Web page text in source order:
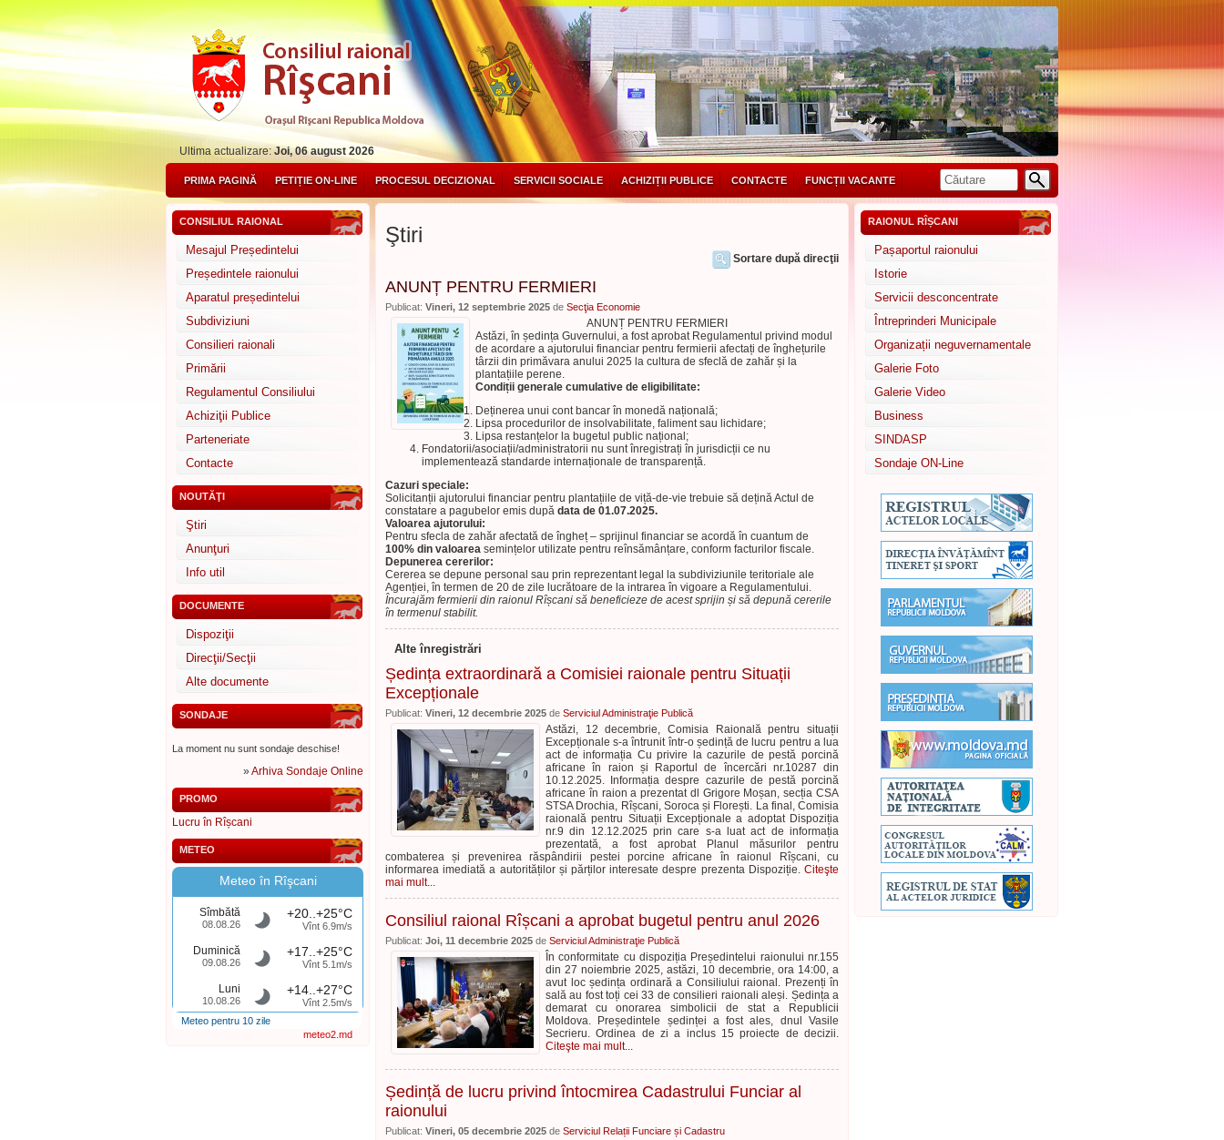
Ultima actualizare:Joi, 06 august 2026
PRIMA PAGINĂ PETIȚIE ON-LINE PROCESUL DECIZIONAL SERVICII SOCIALE ACHIZIȚII PUBLICE CONTACTE FUNCȚII VACANTE
CONSILIUL RAIONAL
Mesajul Președintelui
Președintele raionului
Aparatul președintelui
Subdiviziuni
Consilieri raionali
Primării
Regulamentul Consiliului
Achiziţii Publice
Parteneriate
Contacte
NOUTĂŢI
Ştiri
Anunţuri
Info util
DOCUMENTE
Dispoziţii
Direcţii/Secţii
Alte documente
SONDAJE
La moment nu sunt sondaje deschise!
»Arhiva Sondaje Online
PROMO
Lucru în Rîșcani
METEO
Meteo în Rîşcani
Sîmbătă
08.08.26
+20..+25°C
Vînt 6.9m/s
Duminică
09.08.26
+17..+25°C
Vînt 5.1m/s
Luni
10.08.26
+14..+27°C
Vînt 2.5m/s
Meteo pentru 10 zile
meteo2.md
Ştiri
Sortare după direcţii
ANUNȚ PENTRU FERMIERI
Publicat: Vineri, 12 septembrie 2025 de Secţia Economie
ANUNȚ PENTRU FERMIERI
Astăzi, în ședința Guvernului, a fost aprobat Regulamentul privind modul
de acordare a ajutorului financiar pentru fermierii afectați de înghețurile
târzii din primăvara anului 2025 la cultura de sfeclă de zahăr și la
plantațiile perene.
Condiții generale cumulative de eligibilitate:
Deținerea unui cont bancar în monedă națională;
Lipsa procedurilor de insolvabilitate, faliment sau lichidare;
Lipsa restanțelor la bugetul public național;
Fondatorii/asociații/administratorii nu sunt înregistrați în jurisdicții ce nu
implementează standarde internaționale de transparență.
Cazuri speciale:
Solicitanții ajutorului financiar pentru plantațiile de viță-de-vie trebuie să dețină Actul de
constatare a pagubelor emis după data de 01.07.2025.
Valoarea ajutorului:
Pentru sfecla de zahăr afectată de îngheț – sprijinul financiar se acordă în cuantum de
100% din valoarea semințelor utilizate pentru reînsămânțare, conform facturilor fiscale.
Depunerea cererilor:
Cererea se depune personal sau prin reprezentant legal la subdiviziunile teritoriale ale
Agenției, în termen de 20 de zile lucrătoare de la intrarea în vigoare a Regulamentului.
Încurajăm fermierii din raionul Rîșcani să beneficieze de acest sprijin și să depună cererile
în termenul stabilit.
Alte înregistrări
Ședința extraordinară a Comisiei raionale pentru Situații
Excepționale
Publicat: Vineri, 12 decembrie 2025 de Serviciul Administraţie Publică
Astăzi, 12 decembrie, Comisia Raională pentru situații
Excepționale s-a întrunit într-o ședință de lucru pentru a lua
act de informația Cu privire la cazurile de pestă porcină
africane în raion și Raportul de încercări nr.10287 din
10.12.2025. Informația despre cazurile de pestă porcină
africane în raion a prezentat dl Grigore Moșan, secția CSA
STSA Drochia, Rîșcani, Soroca și Florești. La final, Comisia
raională pentru Situații Excepționale a adoptat Dispoziția
nr.9 din 12.12.2025 prin care s-a luat act de informația
prezentată, a fost aprobat Planul măsurilor pentru
combaterea și prevenirea răspândirii pestei porcine africane în raionul Rîșcani, cu
informarea imediată a autorităților și părților interesate despre prezenta Dispoziție. Citeşte
mai mult...
Consiliul raional Rîșcani a aprobat bugetul pentru anul 2026
Publicat: Joi, 11 decembrie 2025 de Serviciul Administraţie Publică
În conformitate cu dispoziția Președintelui raionului nr.155
din 27 noiembrie 2025, astăzi, 10 decembrie, ora 14:00, a
avut loc ședința ordinară a Consiliului raional. Prezenți în
sală au fost toți cei 33 de consilieri raionali aleși. Ședința a
demarat cu onorarea simbolicii de stat a Republicii
Moldova. Președintele ședinței a fost ales, dnul Vasile
Secrieru. Ordinea de zi a inclus 15 proiecte de decizii.
Citeşte mai mult...
Ședință de lucru privind întocmirea Cadastrului Funciar al
raionului
Publicat: Vineri, 05 decembrie 2025 de Serviciul Relații Funciare și Cadastru
RAIONUL RÎȘCANI
Pașaportul raionului
Istorie
Servicii desconcentrate
Întreprinderi Municipale
Organizații neguvernamentale
Galerie Foto
Galerie Video
Business
SINDASP
Sondaje ON-Line